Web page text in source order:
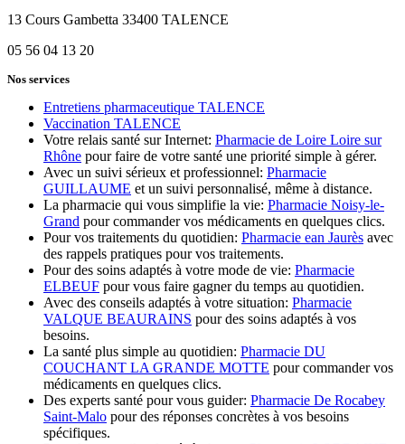
13 Cours Gambetta 33400 TALENCE
05 56 04 13 20
Nos services
Entretiens pharmaceutique TALENCE
Vaccination TALENCE
Votre relais santé sur Internet: Pharmacie de Loire Loire sur
Rhône pour faire de votre santé une priorité simple à gérer.
Avec un suivi sérieux et professionnel: Pharmacie
GUILLAUME et un suivi personnalisé, même à distance.
La pharmacie qui vous simplifie la vie: Pharmacie Noisy-le-
Grand pour commander vos médicaments en quelques clics.
Pour vos traitements du quotidien: Pharmacie ean Jaurès avec
des rappels pratiques pour vos traitements.
Pour des soins adaptés à votre mode de vie: Pharmacie
ELBEUF pour vous faire gagner du temps au quotidien.
Avec des conseils adaptés à votre situation: Pharmacie
VALQUE BEAURAINS pour des soins adaptés à vos
besoins.
La santé plus simple au quotidien: Pharmacie DU
COUCHANT LA GRANDE MOTTE pour commander vos
médicaments en quelques clics.
Des experts santé pour vous guider: Pharmacie De Rocabey
Saint-Malo pour des réponses concrètes à vos besoins
spécifiques.